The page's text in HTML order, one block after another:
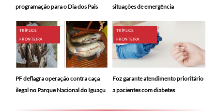
programação para o Dia dos Pais
situações de emergência
TRÍPLICE
FRONTEIRA
PF deflagra operação contra caça
ilegal no Parque Nacional do Iguaçu
TRÍPLICE
FRONTEIRA
Foz garante atendimento prioritário
a pacientes com diabetes